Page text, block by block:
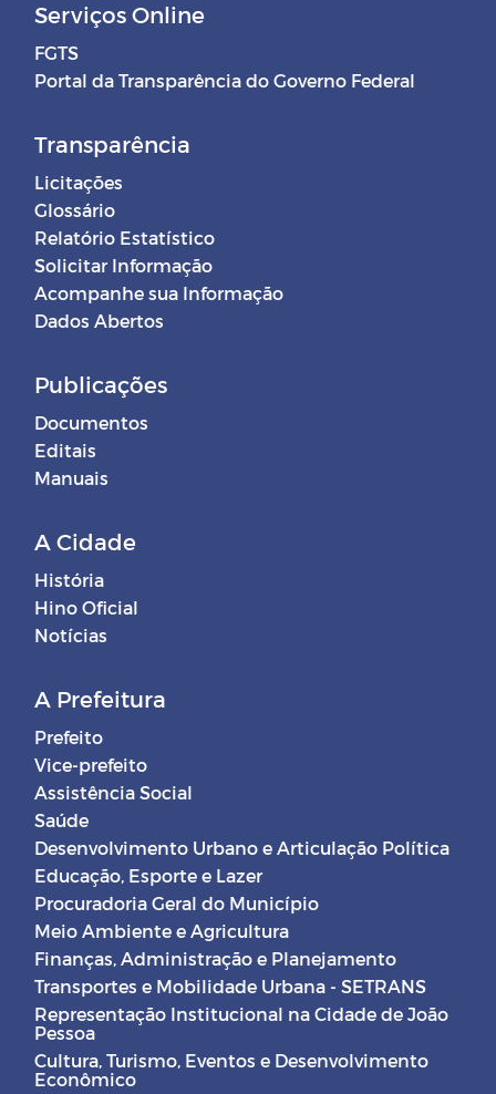
Serviços Online
FGTS
Portal da Transparência do Governo Federal
Transparência
Licitações
Glossário
Relatório Estatístico
Solicitar Informação
Acompanhe sua Informação
Dados Abertos
Publicações
Documentos
Editais
Manuais
A Cidade
História
Hino Oficial
Notícias
A Prefeitura
Prefeito
Vice-prefeito
Assistência Social
Saúde
Desenvolvimento Urbano e Articulação Política
Educação, Esporte e Lazer
Procuradoria Geral do Município
Meio Ambiente e Agricultura
Finanças, Administração e Planejamento
Transportes e Mobilidade Urbana - SETRANS
Representação Institucional na Cidade de João
Pessoa
Cultura, Turismo, Eventos e Desenvolvimento
Econômico